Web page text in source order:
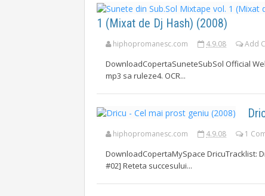
1 (Mixat de Dj Hash) (2008)
hiphopromanesc.com 4.9.08 Add
DownloadCopertaSuneteSubSol Official
mp3 sa ruleze4. OCR...
hiphopromanesc.com 4.9.08 1
DownloadCopertaMySpace DricuTracklist:
#02] Reteta succesului...